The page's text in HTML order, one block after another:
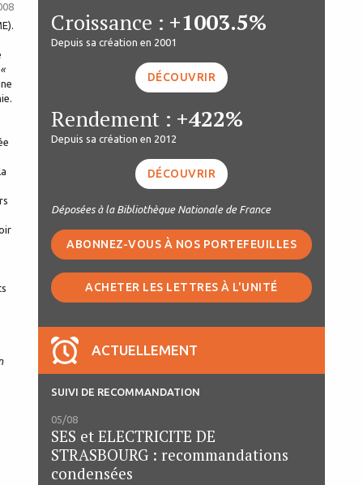
«
Croissance : +1003.5%
Depuis sa création en 2001
DÉCOUVRIR
Rendement : +422%
Depuis sa création en 2012
DÉCOUVRIR
Déposées à la Bibliothèque Nationale de France
ABONNEZ-VOUS À NOS PORTEFEUILLES
ACHETER LES LETTRES À L'UNITÉ
ACTUELLEMENT
SUIVI DE RECOMMANDATION
05/08
SES et ELECTRICITE DE
STRASBOURG : recommandations
condensées